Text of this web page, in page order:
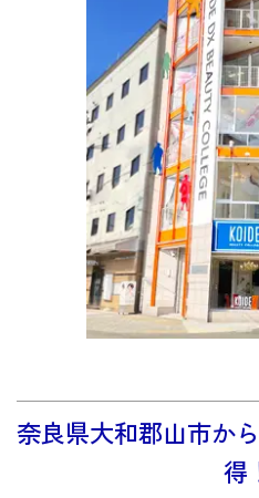
奈良県大和郡山市から
得